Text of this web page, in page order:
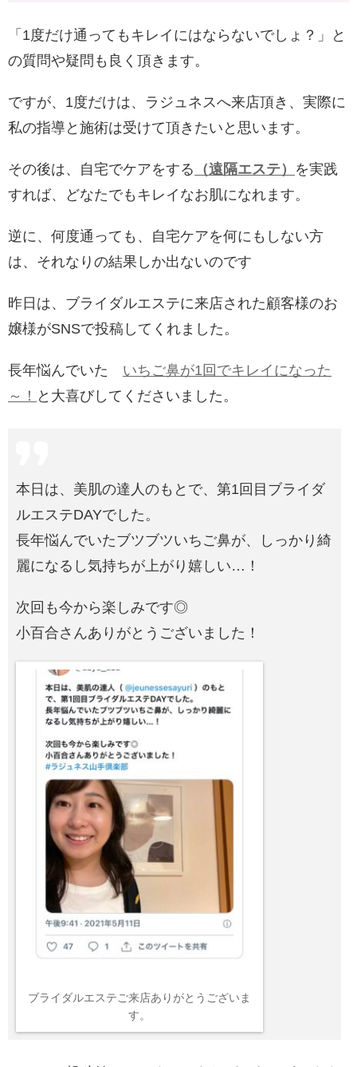
「1度だけ通ってもキレイにはならないでしょ？」と
の質問や疑問も良く頂きます。
ですが、1度だけは、ラジュネスへ来店頂き、実際に
私の指導と施術は受けて頂きたいと思います。
その後は、自宅でケアをする （遠隔エステ） を実践
すれば、どなたでもキレイなお肌になれます。
逆に、何度通っても、自宅ケアを何にもしない方
は、それなりの結果しか出ないのです
昨日は、ブライダルエステに来店された顧客様のお
嬢様がSNSで投稿してくれました。
長年悩んでいた いちご鼻が1回でキレイになった
～！ と大喜びしてくださいました。
本日は、美肌の達人のもとで、第1回目ブライダ
ルエステDAYでした。
長年悩んでいたブツブツいちご鼻が、しっかり綺
麗になるし気持ちが上がり嬉しい…！
次回も今から楽しみです◎
小百合さんありがとうございました！
ブライダルエステご来店ありがとうございま
す。